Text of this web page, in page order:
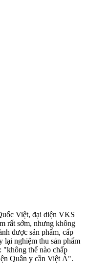
Việt, đại diện VKS
rất sớm, nhưng không
được sản phẩm, cấp
lại nghiệm thu sản phẩm
thể nào chấp
Quân y cần Việt Á".